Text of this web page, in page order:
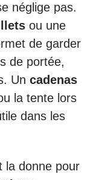
néglige pas.
ou une
de garder
de portée,
Un cadenas
la tente lors
dans les
la donne pour